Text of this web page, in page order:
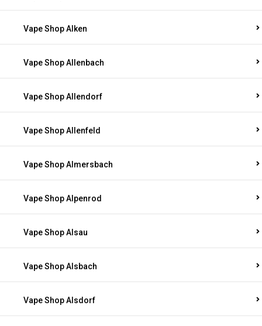
Vape Shop Alken
Vape Shop Allenbach
Vape Shop Allendorf
Vape Shop Allenfeld
Vape Shop Almersbach
Vape Shop Alpenrod
Vape Shop Alsau
Vape Shop Alsbach
Vape Shop Alsdorf